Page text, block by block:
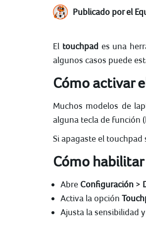
Publicado por el
El touchpades una
algunos casos puede
Cómo activar
Muchos modelos de
alguna tecla de función (
Si apagaste el
Cómo
Abre Configuración >
Activa la opción
Ajusta la sensibilidad